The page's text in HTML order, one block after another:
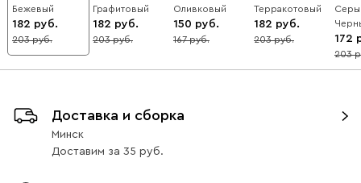
Бежевый
182
10
203
Графитовый
182
10
203
Оливковый
150
10
167
Терракотовый
182
10
203 172
15
203
Доставка и сборка
Минск
Доставим за 35